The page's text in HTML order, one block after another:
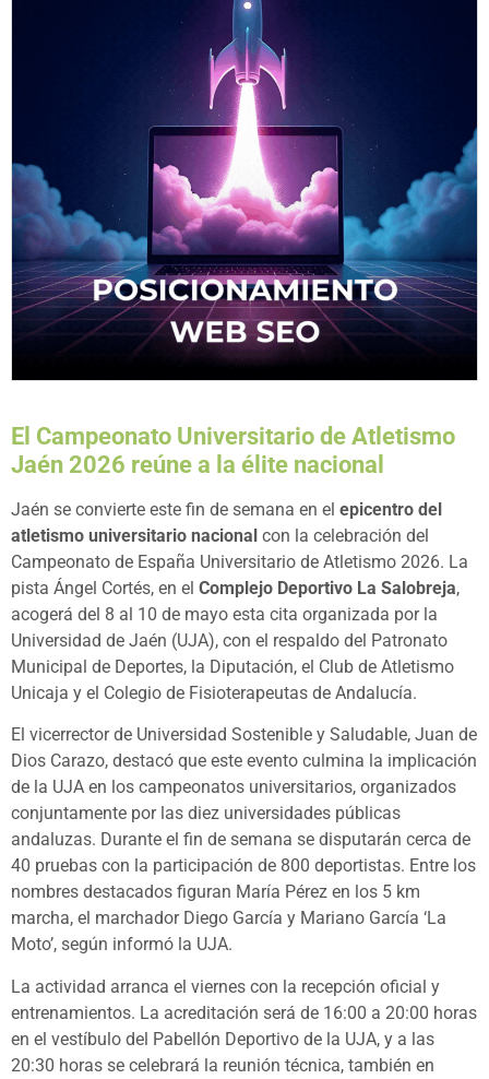
El Campeonato Universitario de Atletismo
Jaén 2026 reúne a la élite nacional
Jaén se convierte este fin de semana en el epicentro del
atletismo universitario nacional con la celebración del
Campeonato de España Universitario de Atletismo 2026. La
pista Ángel Cortés, en el Complejo Deportivo La Salobreja,
acogerá del 8 al 10 de mayo esta cita organizada por la
Universidad de Jaén (UJA), con el respaldo del Patronato
Municipal de Deportes, la Diputación, el Club de Atletismo
Unicaja y el Colegio de Fisioterapeutas de Andalucía.
El vicerrector de Universidad Sostenible y Saludable, Juan de
Dios Carazo, destacó que este evento culmina la implicación
de la UJA en los campeonatos universitarios, organizados
conjuntamente por las diez universidades públicas
andaluzas. Durante el fin de semana se disputarán cerca de
40 pruebas con la participación de 800 deportistas. Entre los
nombres destacados figuran María Pérez en los 5 km
marcha, el marchador Diego García y Mariano García ‘La
Moto’, según informó la UJA.
La actividad arranca el viernes con la recepción oficial y
entrenamientos. La acreditación será de 16:00 a 20:00 horas
en el vestíbulo del Pabellón Deportivo de la UJA, y a las
20:30 horas se celebrará la reunión técnica, también en